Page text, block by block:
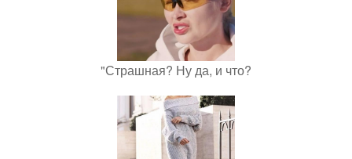
"Страшная? Ну да, и что?